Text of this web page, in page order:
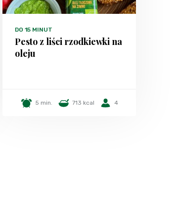
DO 15 MINUT
Pesto z liści rzodkiewki na
oleju
5 min. 713 kcal 4